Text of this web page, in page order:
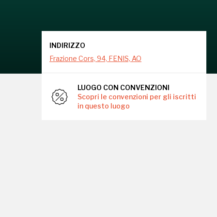
INDIRIZZO
Frazione Cors, 94, FENIS, AO
LUOGO CON CONVENZIONI
Scopri le convenzioni per gli iscritti
in questo luogo